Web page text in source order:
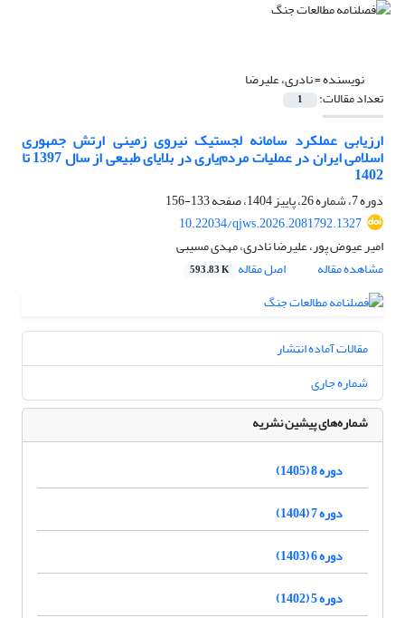
نویسنده =نادری، علیرضا
تعداد مقالات: 1
ارزیابی عملکرد سامانه لجستیک نیروی زمینی ارتش جمهوری
اسلامی ایران در عملیات مردم‌یاری در بلایای طبیعی از سال 1397 تا
1402
دوره 7، شماره 26، پاییز 1404، صفحه
133-156
10.22034/qjws.2026.2081792.1327
امیر عیوض پور، علیرضا نادری، مهدی مسیبی
مشاهده مقاله
اصل مقاله 593.83 K
مقالات آماده انتشار
شماره جاری
شماره‌های پیشین نشریه
دوره 8 (1405)
دوره 7 (1404)
دوره 6 (1403)
دوره 5 (1402)